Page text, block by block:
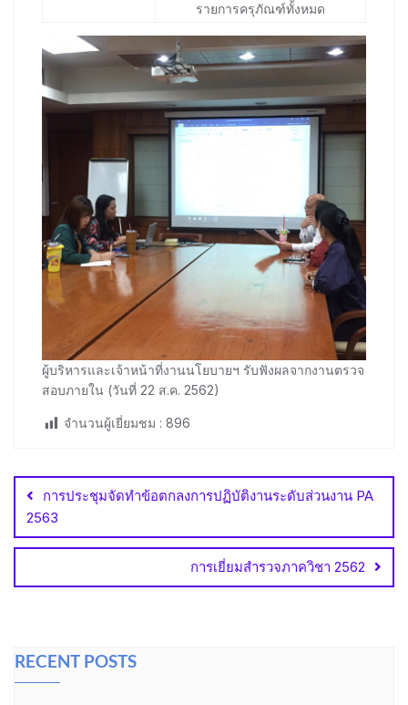
รายการครุภัณฑ์ทั้งหมด
ผู้บริหารและเจ้าหน้าที่งานนโยบายฯ รับฟังผลจากงานตรวจ
สอบภายใน (วันที่ 22 ส.ค. 2562)
จำนวนผู้เยี่ยมชม : 896
navigation
การประชุมจัดทำข้อตกลงการปฏิบัติงานระดับส่วนงาน PA
2563
การเยี่ยมสำรวจภาควิชา 2562
RECENT POSTS